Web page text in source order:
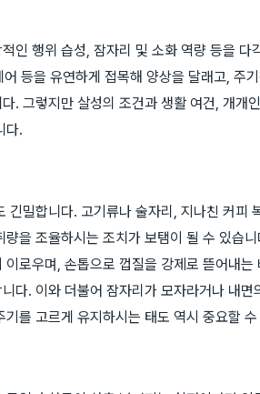
인 행위 습성, 잠자리 및 소화 역량 등을 다
등을 유연하게 접목해 양상을 달래고, 주
. 그렇지만 살성의 조건과 생활 여건, 개개
다.
긴밀합니다. 고기류나 술자리, 지나친 커피
을 조율하시는 조치가 보탬이 될 수 있습
로우며, 손톱으로 껍질을 강제로 뜯어내
다. 이와 더불어 잠자리가 모자라거나 내
를 고르게 유지하시는 태도 역시 중요할